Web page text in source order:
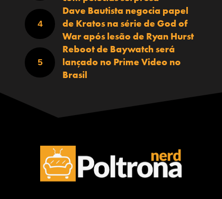
Dave Bautista negocia papel
de Kratos na série de God of
War após lesão de Ryan Hurst
Reboot de Baywatch será
lançado no Prime Video no
Brasil